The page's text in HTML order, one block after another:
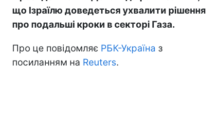
що Ізраїлю доведеться ухвалити рішення
про подальші кроки в секторі Газа.
Про це повідомляє РБК-Україна з
посиланням на Reuters.